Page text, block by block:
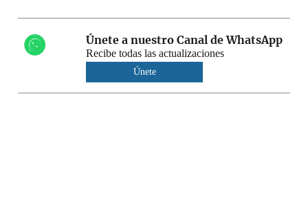
Únete a nuestro Canal de WhatsApp
Recibe todas las actualizaciones
Únete